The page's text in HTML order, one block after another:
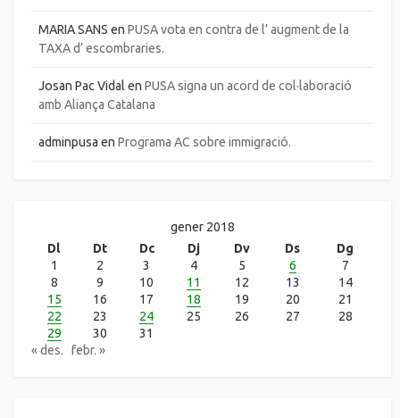
MARIA SANS en PUSA vota en contra de l’ augment de la
TAXA d’ escombraries.
Josan Pac Vidal en PUSA signa un acord de col·laboració
amb Aliança Catalana
adminpusa en Programa AC sobre immigració.
gener 2018
Dl
Dt Dc Dj Dv Ds
Dg
1
2 3 4 5 6
7
8
9 10 11 12 13
14
15
16 17 18 19 20
21
22
23 24 25 26 27
28
29
30
31
« des.
febr. »